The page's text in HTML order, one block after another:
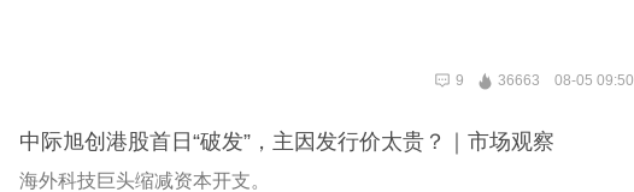
9 36663 08-05 09:50
中际旭创港股首日“破发”，主因发行价太贵？｜市场观察
海外科技巨头缩减资本开支。